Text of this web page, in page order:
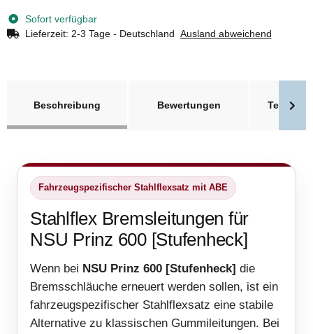
Sofort verfügbar
Lieferzeit: 2-3 Tage - Deutschland Ausland abweichend
Beschreibung
Bewertungen
Fahrzeugspezifischer Stahlflexsatz mit ABE
Stahlflex Bremsleitungen für
NSU Prinz 600 [Stufenheck]
Wenn bei NSU Prinz 600 [Stufenheck] die
Bremsschläuche erneuert werden sollen, ist ein
fahrzeugspezifischer Stahlflexsatz eine stabile
Alternative zu klassischen Gummileitungen. Bei